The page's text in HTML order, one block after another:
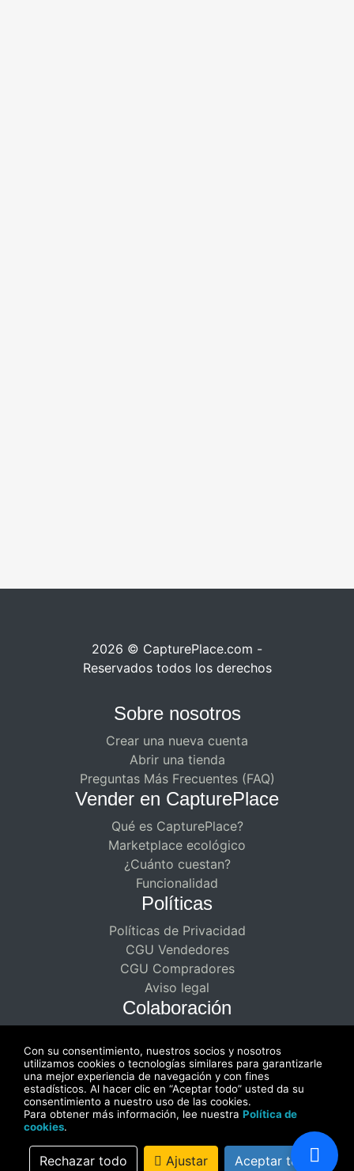
2026 © CapturePlace.com -
Reservados todos los derechos
Sobre nosotros
Crear una nueva cuenta
Abrir una tienda
Preguntas Más Frecuentes (FAQ)
Vender en CapturePlace
Qué es CapturePlace?
Marketplace ecológico
¿Cuánto cuestan?
Funcionalidad
Políticas
Políticas de Privacidad
CGU Vendedores
CGU Compradores
Aviso legal
Colaboración
creadores
Disfrute de una colaboración de doble
pago
Con su consentimiento, nuestros socios y nosotros
utilizamos cookies o tecnologías similares para garantizarle
una mejor experiencia de navegación y con fines
estadísticos. Al hacer clic en “Aceptar todo” usted da su
consentimiento a nuestro uso de las cookies.
Para obtener más información, lee nuestra Política de
cookies.
Rechazar todo Ajustar Aceptar todo